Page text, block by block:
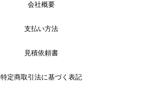
会社概要
支払い方法
見積依頼書
特定商取引法に基づく表記